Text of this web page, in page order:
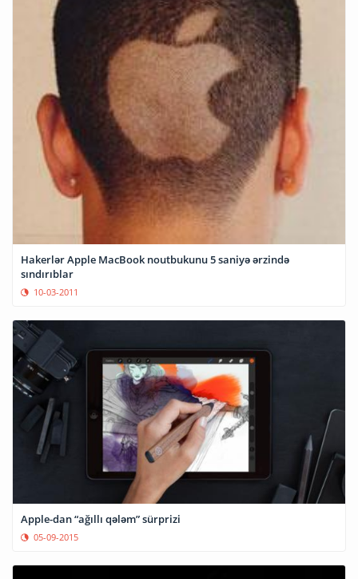
Hakerlər Apple MacBook noutbukunu 5 saniyə ərzində
sındırıblar
10-03-2011
Apple-dan “ağıllı qələm” sürprizi
05-09-2015